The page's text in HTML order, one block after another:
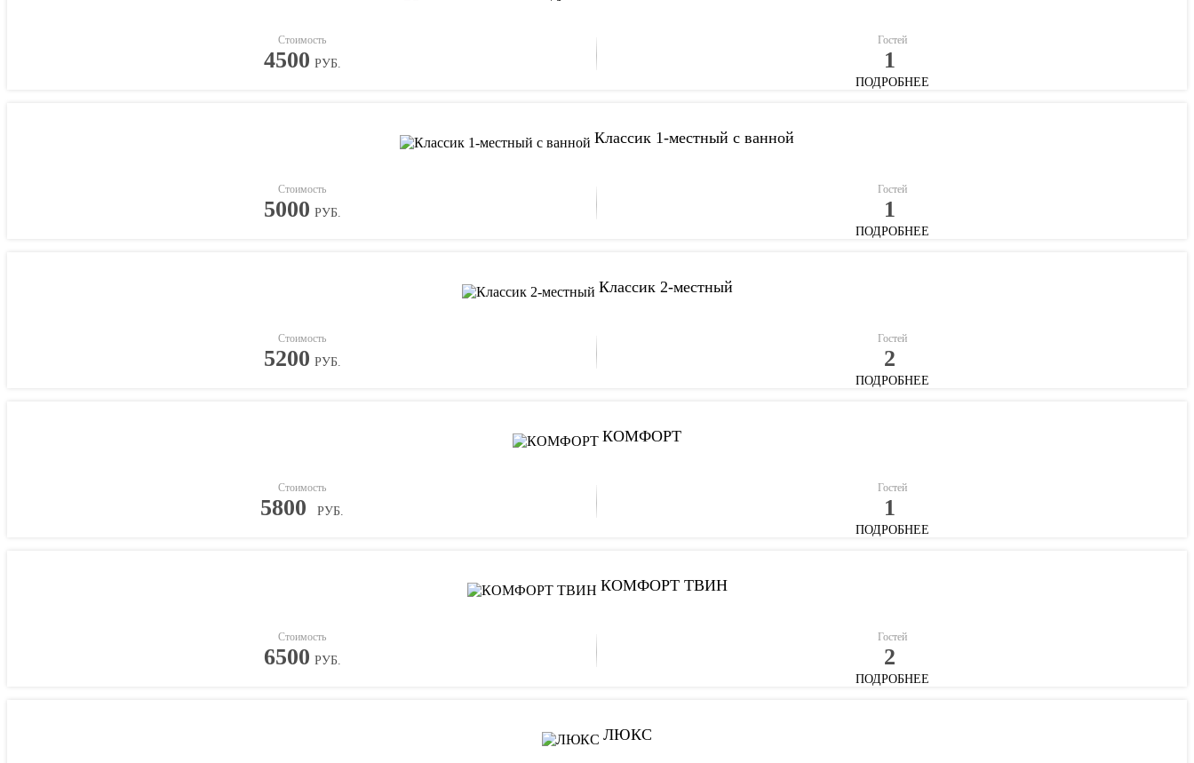
Стоимость
4500 РУБ.
Гостей
1
ПОДРОБНЕЕ
Классик 1-местный с ванной
Стоимость
5000 РУБ.
Гостей
1
ПОДРОБНЕЕ
Классик 2-местный
Стоимость
5200 РУБ.
Гостей
2
ПОДРОБНЕЕ
КОМФОРТ
Стоимость
5800 РУБ.
Гостей
1
ПОДРОБНЕЕ
КОМФОРТ ТВИН
Стоимость
6500 РУБ.
Гостей
2
ПОДРОБНЕЕ
ЛЮКС